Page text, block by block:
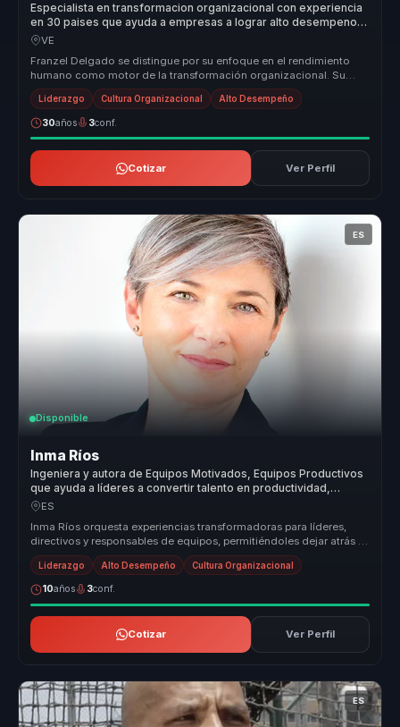
Especialista en transformacion organizacional con experiencia
en 30 paises que ayuda a empresas a lograr alto desempeno
con bienestar y cultura.
VE
Franzel Delgado se distingue por su enfoque en el rendimiento
humano como motor de la transformación organizacional. Su
metodología única...
Liderazgo Cultura Organizacional Alto Desempeño
30años 3conf.
Cotizar Ver Perfil
ES
Disponible
Inma Ríos
Ingeniera y autora de Equipos Motivados, Equipos Productivos
que ayuda a líderes a convertir talento en productividad,
cohesión y alto rendimiento.
ES
Inma Ríos orquesta experiencias transformadoras para líderes,
directivos y responsables de equipos, permitiéndoles dejar atrás la
desalin...
Liderazgo Alto Desempeño Cultura Organizacional
10años 3conf.
Cotizar Ver Perfil
ES